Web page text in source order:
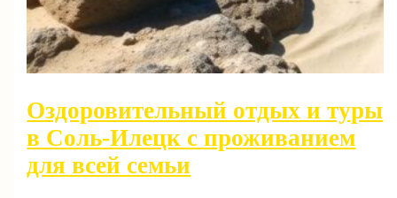
Оздоровительный отдых и туры
в Соль-Илецк с проживанием
для всей семьи